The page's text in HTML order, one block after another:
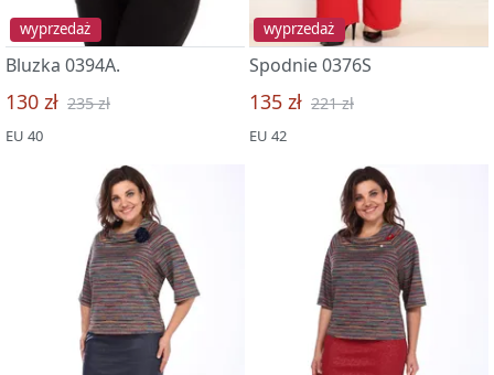
wyprzedaż
Bluzka 0394A.
130 zł 235 zł
EU 40
wyprzedaż
Spodnie 0376S
135 zł 221 zł
EU 42